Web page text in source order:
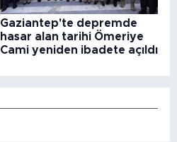
Gaziantep'te depremde
hasar alan tarihi Ömeriye
Cami yeniden ibadete açıldı